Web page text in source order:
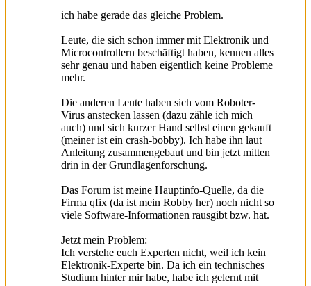
ich habe gerade das gleiche Problem.
Leute, die sich schon immer mit Elektronik und
Microcontrollern beschäftigt haben, kennen alles
sehr genau und haben eigentlich keine Probleme
mehr.
Die anderen Leute haben sich vom Roboter-
Virus anstecken lassen (dazu zähle ich mich
auch) und sich kurzer Hand selbst einen gekauft
(meiner ist ein crash-bobby). Ich habe ihn laut
Anleitung zusammengebaut und bin jetzt mitten
drin in der Grundlagenforschung.
Das Forum ist meine Hauptinfo-Quelle, da die
Firma qfix (da ist mein Robby her) noch nicht so
viele Software-Informationen rausgibt bzw. hat.
Jetzt mein Problem:
Ich verstehe euch Experten nicht, weil ich kein
Elektronik-Experte bin. Da ich ein technisches
Studium hinter mir habe, habe ich gelernt mit